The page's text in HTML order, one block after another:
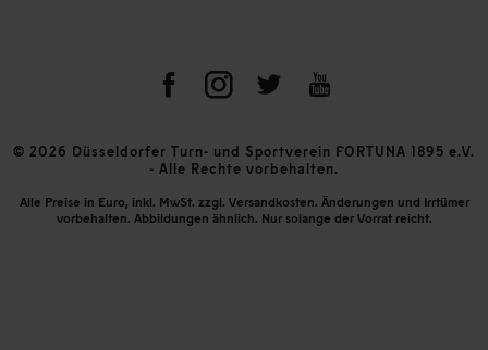
© 2026 Düsseldorfer Turn- und Sportverein FORTUNA 1895 e.V.
- Alle Rechte vorbehalten.
Alle Preise in Euro, inkl. MwSt. zzgl. Versandkosten. Änderungen und Irrtümer
vorbehalten. Abbildungen ähnlich. Nur solange der Vorrat reicht.